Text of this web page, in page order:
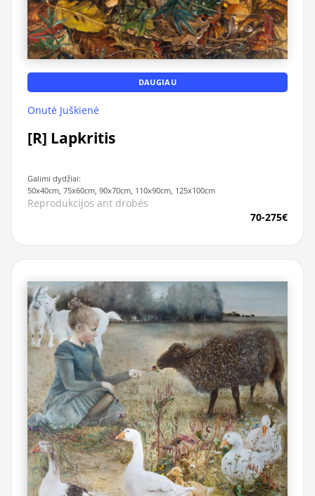
DAUGIAU
Onutė Juškienė
[R] Lapkritis
Galimi dydžiai:
50x40cm, 75x60cm, 90x70cm, 110x90cm, 125x100cm
Reprodukcijos ant drobės
70-275€